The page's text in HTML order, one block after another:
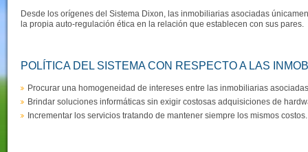
Desde los orígenes del Sistema Dixon, las inmobiliarias asociadas
la propia auto-regulación ética en la relación que establecen con sus pares.
POLÍTICA DEL SISTEMA CON RESPECTO A LAS
Procurar una homogeneidad de intereses entre las inmobiliarias
Brindar soluciones informáticas sin exigir costosas adquisiciones de
Incrementar los servicios tratando de mantener siempre los mismos costos.